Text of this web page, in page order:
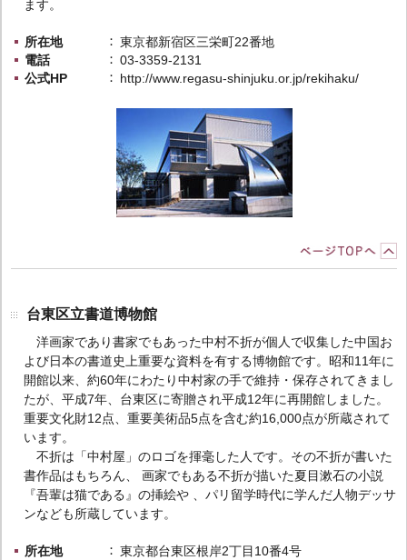
ます。
所在地
東京都新宿区三栄町22番地
電話
03-3359-2131
公式HP
http://www.regasu-shinjuku.or.jp/rekihaku/
台東区立書道博物館
洋画家であり書家でもあった中村不折が個人で収集した中国お
よび日本の書道史上重要な資料を有する博物館です。昭和11年に
開館以来、約60年にわたり中村家の手で維持・保存されてきまし
たが、平成7年、台東区に寄贈され平成12年に再開館しました。
重要文化財12点、重要美術品5点を含む約16,000点が所蔵されて
います。
不折は「中村屋」のロゴを揮毫した人です。その不折が書いた
書作品はもちろん、 画家でもある不折が描いた夏目漱石の小説
『吾輩は猫である』の挿絵や 、パリ留学時代に学んだ人物デッサ
ンなども所蔵しています。
所在地
東京都台東区根岸2丁目10番4号